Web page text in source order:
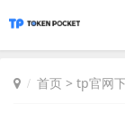
首页 > tp官网